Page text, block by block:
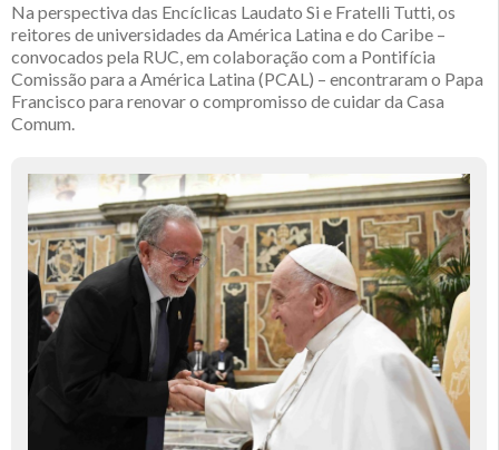
Na perspectiva das Encíclicas Laudato Si e Fratelli Tutti, os
reitores de universidades da América Latina e do Caribe –
convocados pela RUC, em colaboração com a Pontifícia
Comissão para a América Latina (PCAL) – encontraram o Papa
Francisco para renovar o compromisso de cuidar da Casa
Comum.